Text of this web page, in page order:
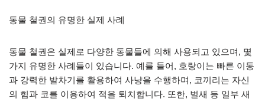
동물 철권의 유명한 실제 사례
동물 철권은 실제로 다양한 동물들에 의해 사용되고 있으며, 몇
가지 유명한 사례들이 있습니다. 예를 들어, 호랑이는 빠른 이동
과 강력한 발차기를 활용하여 사냥을 수행하며, 코끼리는 자신
의 힘과 코를 이용하여 적을 퇴치합니다. 또한, 벌새 등 일부 새